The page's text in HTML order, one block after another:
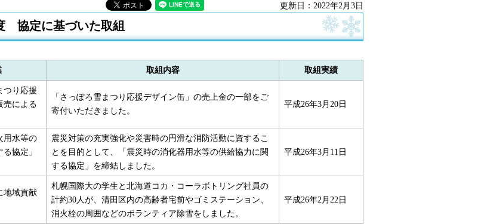
更新日：2022年2月3日
協定に基づいた取組
取組内容 取組実績
つり応援
売による
「さっぽろ雪まつり応援デザイン缶」の売上金の一部をご
寄付いただきました。
平成26年3月20日
用水等の
協定」
震災対策の充実強化や災害時の円滑な消防活動に資するこ
とを目的として、「震災時の消化器用水等の供給協力に関
する協定」を締結しました。
平成26年3月11日
地域貢献
札幌国際大の学生と北海道コカ・コーラボトリング社員の
計約30人が、清田区内の高齢者宅前やゴミステーション、
消火栓の周囲などのボランティア除雪をしました。
平成26年2月22日